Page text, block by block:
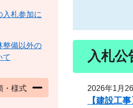
入札公
2026年1月
【建設工
入札参加に
整備以外の
て
・様式